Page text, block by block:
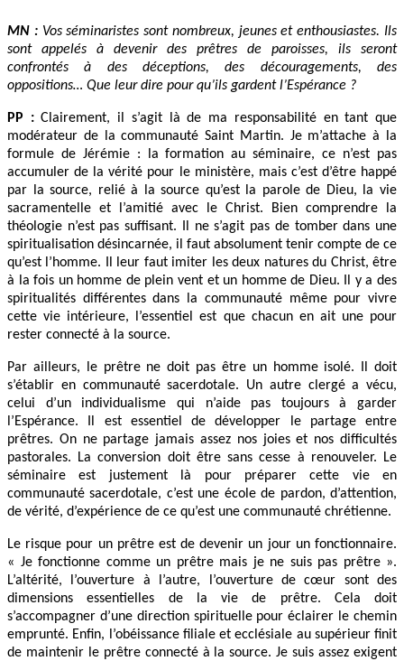
MN :Vos séminaristes sont nombreux, jeunes et enthousiastes. Ils
sont appelés à devenir des prêtres de paroisses, ils seront
confrontés à des déceptions, des découragements, des
oppositions… Que leur dire pour qu’ils gardent l’Espérance ?
PP :Clairement, il s’agit là de ma responsabilité en tant que
modérateur de la communauté Saint Martin. Je m’attache à la
formule de Jérémie : la formation au séminaire, ce n’est pas
accumuler de la vérité pour le ministère, mais c’est d’être happé
par la source, relié à la source qu’est la parole de Dieu, la vie
sacramentelle et l’amitié avec le Christ. Bien comprendre la
théologie n’est pas suffisant. Il ne s’agit pas de tomber dans une
spiritualisation désincarnée, il faut absolument tenir compte de ce
qu’est l’homme. Il leur faut imiter les deux natures du Christ, être
à la fois un homme de plein vent et un homme de Dieu. Il y a des
spiritualités différentes dans la communauté même pour vivre
cette vie intérieure, l’essentiel est que chacun en ait une pour
rester connecté à la source.
Par ailleurs, le prêtre ne doit pas être un homme isolé. Il doit
s’établir en communauté sacerdotale. Un autre clergé a vécu,
celui d’un individualisme qui n’aide pas toujours à garder
l’Espérance. Il est essentiel de développer le partage entre
prêtres. On ne partage jamais assez nos joies et nos difficultés
pastorales. La conversion doit être sans cesse à renouveler. Le
séminaire est justement là pour préparer cette vie en
communauté sacerdotale, c’est une école de pardon, d’attention,
de vérité, d’expérience de ce qu’est une communauté chrétienne.
Le risque pour un prêtre est de devenir un jour un fonctionnaire.
« Je fonctionne comme un prêtre mais je ne suis pas prêtre ».
L’altérité, l’ouverture à l’autre, l’ouverture de cœur sont des
dimensions essentielles de la vie de prêtre. Cela doit
s’accompagner d’une direction spirituelle pour éclairer le chemin
emprunté. Enfin, l’obéissance filiale et ecclésiale au supérieur finit
de maintenir le prêtre connecté à la source. Je suis assez exigent